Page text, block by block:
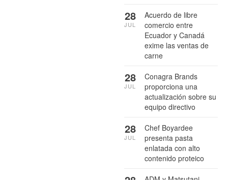
Acuerdo de libre
comercio entre
Ecuador y Canadá
exime las ventas de
carne
28
JUL
Conagra Brands
proporciona una
actualización sobre su
equipo directivo
28
JUL
Chef Boyardee
presenta pasta
enlatada con alto
contenido proteico
28
JUL